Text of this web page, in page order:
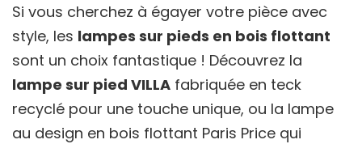
Si vous cherchez à égayer votre pièce avec
style, les lampes sur pieds en bois flottant
sont un choix fantastique ! Découvrez la
lampe sur pied VILLA fabriquée en teck
recyclé pour une touche unique, ou la lampe
au design en bois flottant Paris Price qui